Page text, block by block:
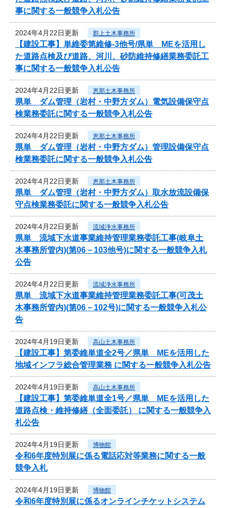
事に関する一般競争入札公告
2024年4月22日更新 郡上土木事務所
【建設工事】単維委第維修‐3他号/県単 MEを活用し
た道路点検及び道路、河川、砂防維持修繕業務委託工
事に関する一般競争入札公告
2024年4月22日更新 恵那土木事務所
県単 ダム管理（岩村・中野方ダム）電気設備保守点
検業務委託に関する一般競争入札公告
2024年4月22日更新 恵那土木事務所
県単 ダム管理（岩村・中野方ダム）管理設備保守点
検業務委託に関する一般競争入札公告
2024年4月22日更新 恵那土木事務所
県単 ダム管理（岩村・中野方ダム）取水放流設備保
守点検業務委託に関する一般競争入札公告
2024年4月22日更新 流域浄水事務所
県単 流域下水道事業維持管理業務委託工事(岐阜土
木事務所管内)(第06－103他号)に関する一般競争入札
公告
2024年4月22日更新 流域浄水事務所
県単 流域下水道事業維持管理業務委託工事(可茂土
木事務所管内)(第06－102号)に関する一般競争入札公
告
2024年4月19日更新 高山土木事務所
【建設工事】第委維単道全2号／県単 MEを活用した
地域インフラ総合管理業務 に関する一般競争入札公告
2024年4月19日更新 高山土木事務所
【建設工事】第委維単道全1号／県単 MEを活用した
道路点検・維持修繕（全面委託） に関する一般競争入
札公告
2024年4月19日更新 博物館
令和6年度特別展に係る電話応対等業務に関する一般
競争入札
2024年4月19日更新 博物館
令和6年度特別展に係るオンラインチケットシステム